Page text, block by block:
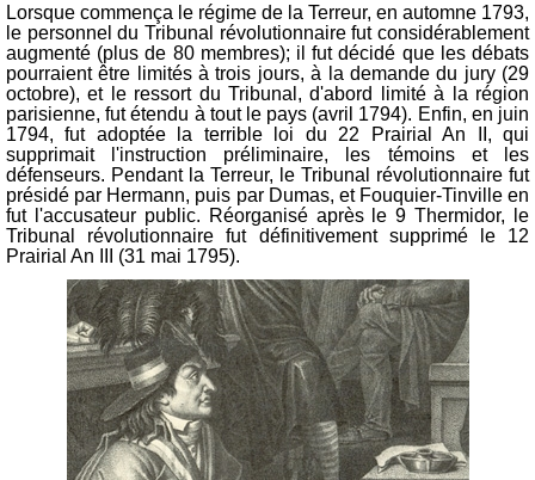
Lorsque commença le régime de la Terreur, en automne 1793,
le personnel du Tribunal révolutionnaire fut considérablement
augmenté (plus de 80 membres); il fut décidé que les débats
pourraient être limités à trois jours, à la demande du jury (29
octobre), et le ressort du Tribunal, d'abord limité à la région
parisienne, fut étendu à tout le pays (avril 1794). Enfin, en juin
1794, fut adoptée la terrible loi du 22 Prairial An II, qui
supprimait l'instruction préliminaire, les témoins et les
défenseurs. Pendant la Terreur, le Tribunal révolutionnaire fut
présidé par Hermann, puis par Dumas, et Fouquier-Tinville en
fut l'accusateur public. Réorganisé après le 9 Thermidor, le
Tribunal révolutionnaire fut définitivement supprimé le 12
Prairial An III (31 mai 1795).